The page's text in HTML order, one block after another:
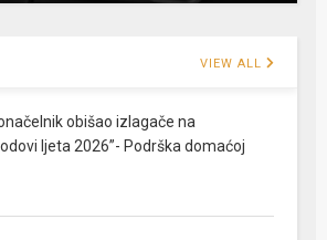
VIEW ALL
obišao izlagače na
ljeta 2026”- Podrška domaćoj